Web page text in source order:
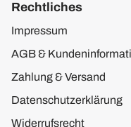
Rechtliches
Impressum
AGB &
Zahlung & Versand
Datenschutzerklärung
Widerrufsrecht